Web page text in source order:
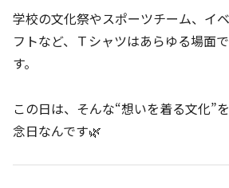
学校の文化祭やスポーツチーム、イ
フトなど、Ｔシャツはあらゆる場面
す。
この日は、そんな“想いを着る文化”
念日なんです🌿